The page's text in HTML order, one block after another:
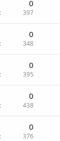
0
397
0
348
0
395
0
438
0
376